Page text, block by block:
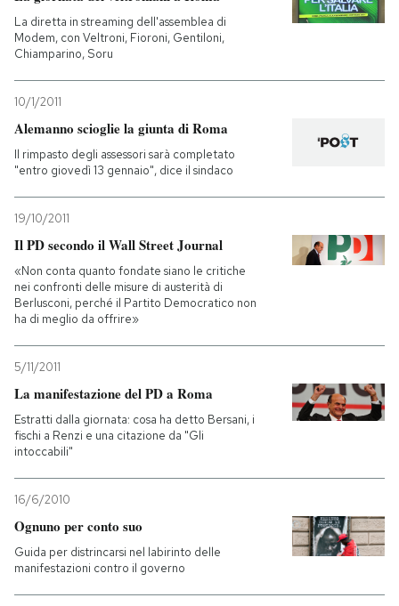
La diretta in streaming dell'assemblea di
Modem, con Veltroni, Fioroni, Gentiloni,
Chiamparino, Soru
10/1/2011
Alemanno scioglie la giunta di Roma
Il rimpasto degli assessori sarà completato
"entro giovedì 13 gennaio", dice il sindaco
19/10/2011
Il PD secondo il Wall Street Journal
«Non conta quanto fondate siano le critiche
nei confronti delle misure di austerità di
Berlusconi, perché il Partito Democratico non
ha di meglio da offrire»
5/11/2011
La manifestazione del PD a Roma
Estratti dalla giornata: cosa ha detto Bersani, i
fischi a Renzi e una citazione da "Gli
intoccabili"
16/6/2010
Ognuno per conto suo
Guida per distrincarsi nel labirinto delle
manifestazioni contro il governo